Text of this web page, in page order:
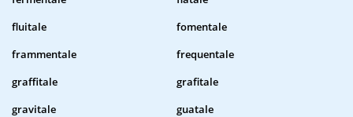
fluitale
fomentale
frammentale
frequentale
graffitale
grafitale
gravitale
guatale